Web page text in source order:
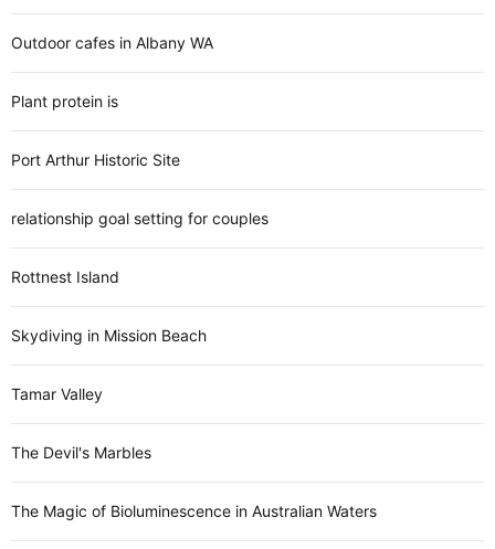
Outdoor cafes in Albany WA
Plant protein is
Port Arthur Historic Site
relationship goal setting for couples
Rottnest Island
Skydiving in Mission Beach
Tamar Valley
The Devil's Marbles
The Magic of Bioluminescence in Australian Waters